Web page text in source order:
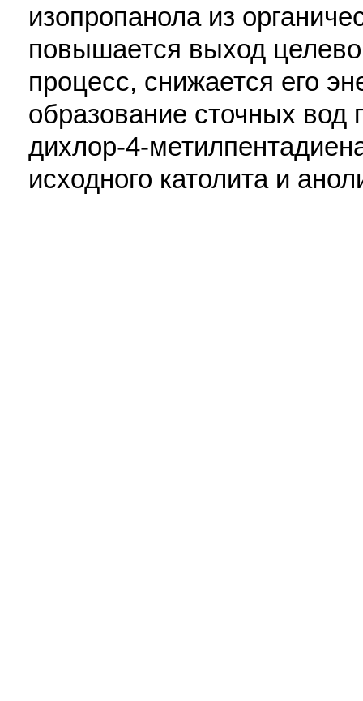
изопропанола из
повышается выход
процесс, снижается его
образование сточных вод
дихлор-4-
исходного католита и